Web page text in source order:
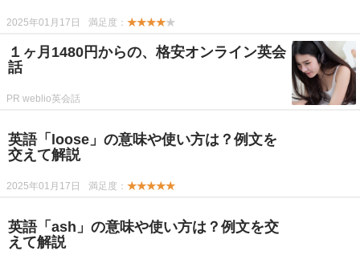
2025年01月17日 満足度： ★★★★★
１ヶ月1480円からの、格安オンライン英会
話
PR weblio英会話
英語「loose」の意味や使い方は？例文を
交えて解説
2025年01月17日 満足度： ★★★★★
英語「ash」の意味や使い方は？例文を交
えて解説